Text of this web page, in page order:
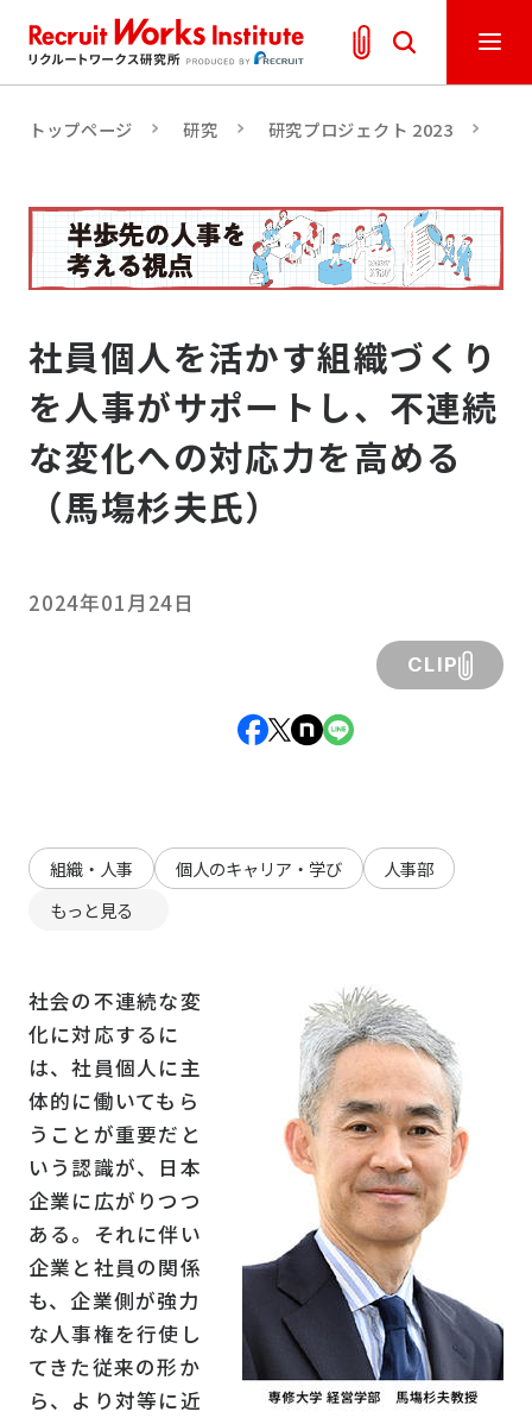
トップページ 研究 研究プロジェクト 2023
社員個人を活かす組織づくり
を人事がサポートし、不連続
な変化への対応力を高める
（馬塲杉夫氏）
2024年01月24日
CLIP
組織・人事 個人のキャリア・学び
人事部
もっと見る
社会の不連続な変
化に対応するに
は、社員個人に主
体的に働いてもら
うことが重要だと
いう認識が、日本
企業に広がりつつ
ある。それに伴い
企業と社員の関係
も、企業側が強力
な人事権を行使し
てきた従来の形か
ら、より対等に近